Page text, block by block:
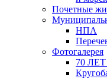
Почетные
НПА
Фотогалерея
70